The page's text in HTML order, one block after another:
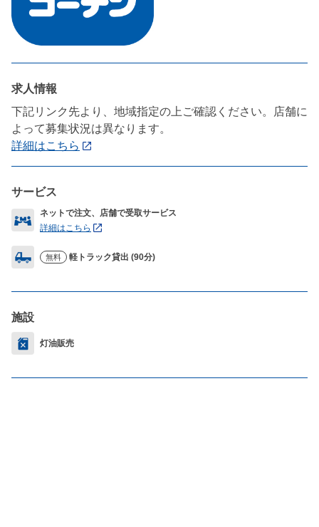
求人情報
下記リンク先より、地域指定の上ご確認ください。店舗に
よって募集状況は異なります。
詳細はこちら
サービス
ネットで注文、店舗で受取サービス
詳細はこちら
無料 軽トラック貸出 (90分)
施設
灯油販売